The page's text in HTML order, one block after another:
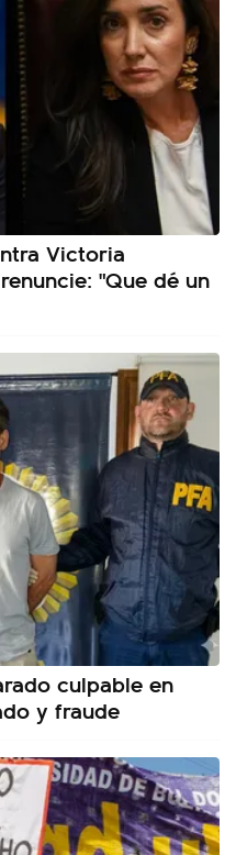
Victoria
"Que dé un
culpable en
y fraude